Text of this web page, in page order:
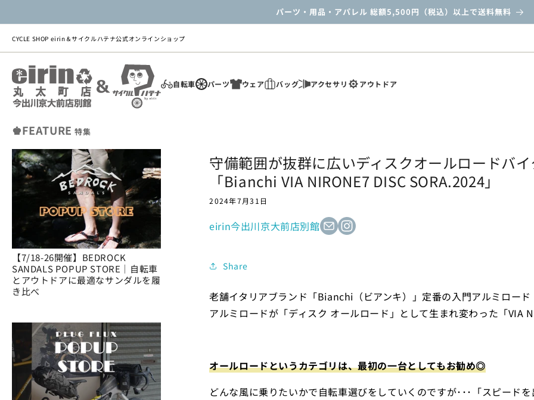
進
む
パーツ・用品・アパレル 総額5,500円（税込）以上で送料無料
CYCLE SHOP eirin＆サイクルハテナ公式オンラインショップ
自転車 パーツ ウェア バッグ アクセサリ アウトドア
♚FEATURE特集
【7/18-26開催】BEDROCK
SANDALS POPUP STORE｜自転車
とアウトドアに最適なサンダルを履
き比べ
守備範囲が抜群に広いディスクオールロードバ
「Bianchi VIA NIRONE7 DISC SORA.2024」
2024年7月31日
eirin今出川京大前店別館
Share
老舗イタリアブランド「Bianchi（ビアンキ）」定番の入門アルミロー
アルミロードが「ディスク オールロード」として生まれ変わった「VIA
オールロードというカテゴリは、最初の一台としてもお勧め◎
どんな風に乗りたいかで自転車選びをしていくのですが･･･「スピード